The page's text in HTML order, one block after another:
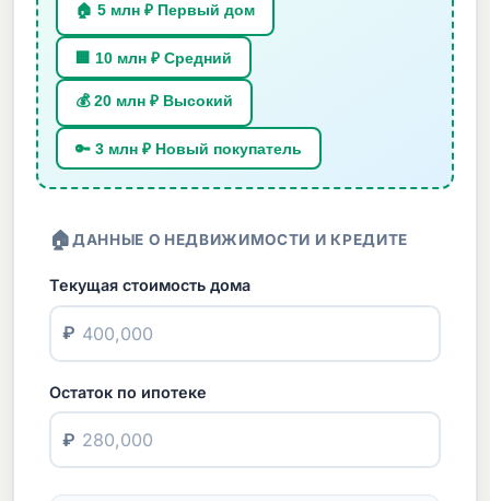
🏠 5 млн ₽ Первый дом
🏢 10 млн ₽ Средний
💰 20 млн ₽ Высокий
🔑 3 млн ₽ Новый покупатель
🏠ДАННЫЕ О НЕДВИЖИМОСТИ И КРЕДИТЕ
Текущая стоимость дома
₽
Остаток по ипотеке
₽